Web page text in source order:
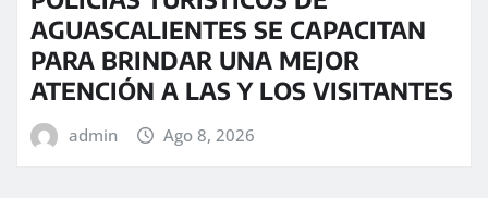
AGUASCALIENTES SE CAPACITAN
PARA BRINDAR UNA MEJOR
ATENCIÓN A LAS Y LOS VISITANTES
admin Ago 8, 2026